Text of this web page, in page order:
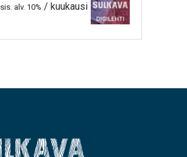
sis. alv. 10% / kuukausi